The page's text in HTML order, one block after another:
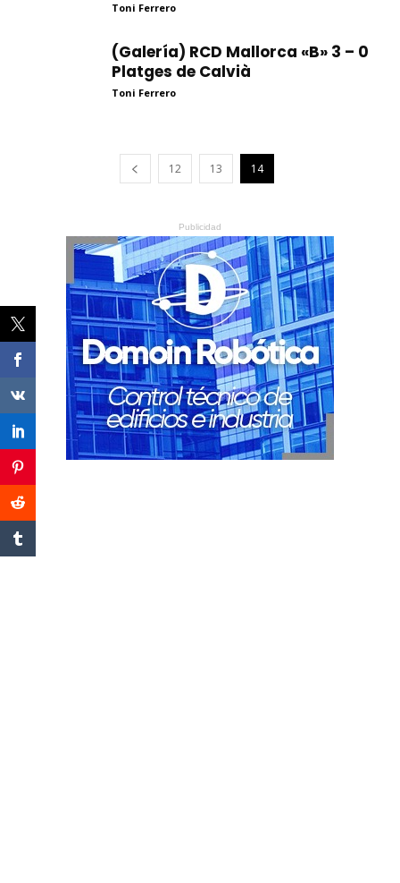
Toni Ferrero
(Galería) RCD Mallorca «B» 3 – 0
Platges de Calvià
Toni Ferrero
12 13 14
Publicidad